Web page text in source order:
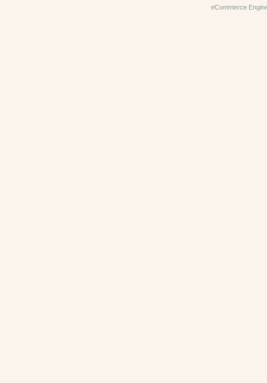
eCommerce